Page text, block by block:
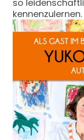
so
kennenzulernen.